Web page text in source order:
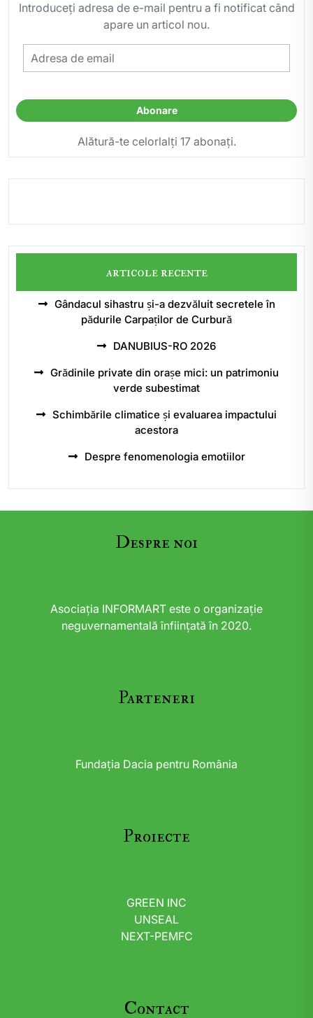
Introduceți adresa de e-mail pentru a fi notificat când
apare un articol nou.
Adresa
de
Abonare
Alătură-te celorlalți 17 abonați.
articole recente
Gândacul sihastru și-a dezvăluit secretele în
pădurile Carpaților de Curbură
DANUBIUS-RO 2026
Grădinile private din orașe mici: un patrimoniu
verde subestimat
Schimbările climatice și evaluarea impactului
acestora
Despre fenomenologia emotiilor
Despre noi
Asociația INFORMART este o organizație
neguvernamentală înființată în 2020.
Parteneri
Fundația Dacia pentru România
Proiecte
GREEN INC
UNSEAL
NEXT-PEMFC
Contact